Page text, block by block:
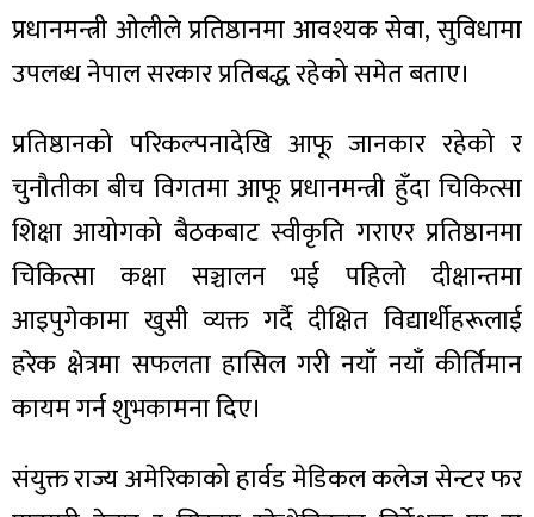
प्रधानमन्त्री ओलीले प्रतिष्ठानमा आवश्यक सेवा, सुविधामा
उपलब्ध नेपाल सरकार प्रतिबद्ध रहेको समेत बताए।
प्रतिष्ठानको परिकल्पनादेखि आफू जानकार रहेको र
चुनौतीका बीच विगतमा आफू प्रधानमन्त्री हुँदा चिकित्सा
शिक्षा आयोगको बैठकबाट स्वीकृति गराएर प्रतिष्ठानमा
चिकित्सा कक्षा सञ्चालन भई पहिलो दीक्षान्तमा
आइपुगेकामा खुसी व्यक्त गर्दै दीक्षित विद्यार्थीहरूलाई
हरेक क्षेत्रमा सफलता हासिल गरी नयाँ नयाँ कीर्तिमान
कायम गर्न शुभकामना दिए।
संयुक्त राज्य अमेरिकाको हार्वड मेडिकल कलेज सेन्टर फर